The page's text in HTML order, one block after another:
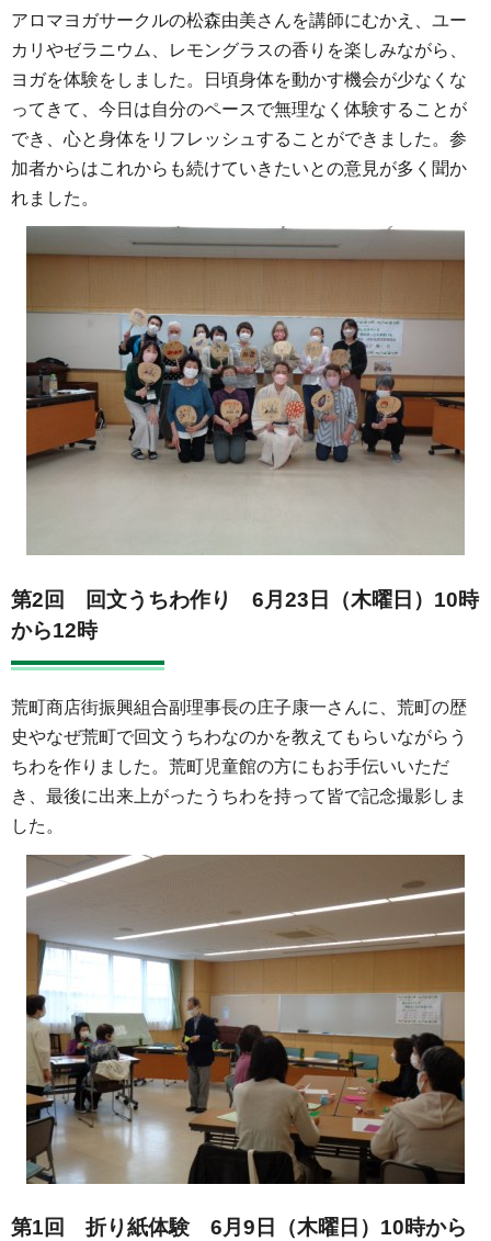
アロマヨガサークルの松森由美さんを講師にむかえ、ユー
カリやゼラニウム、レモングラスの香りを楽しみながら、
ヨガを体験をしました。日頃身体を動かす機会が少なくな
ってきて、今日は自分のペースで無理なく体験することが
でき、心と身体をリフレッシュすることができました。参
加者からはこれからも続けていきたいとの意見が多く聞か
れました。
第2回 回文うちわ作り 6月23日（木曜日）10時
から12時
荒町商店街振興組合副理事長の庄子康一さんに、荒町の歴
史やなぜ荒町で回文うちわなのかを教えてもらいながらう
ちわを作りました。荒町児童館の方にもお手伝いいただ
き、最後に出来上がったうちわを持って皆で記念撮影しま
した。
第1回 折り紙体験 6月9日（木曜日）10時から